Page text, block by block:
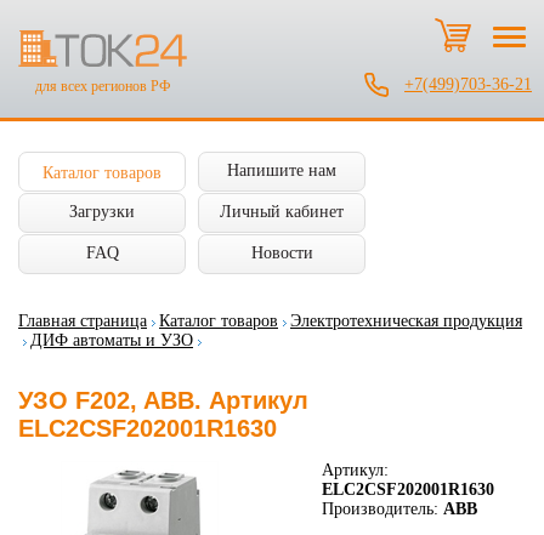
для всех регионов РФ +7(499)703-36-21
Каталог товаров Напишите нам
Загрузки Личный кабинет
FAQ Новости
Главная страница Каталог товаров
Электротехническая продукция
ДИФ автоматы и УЗО
УЗО F202, ABB. Артикул
ELC2CSF202001R1630
Артикул:
ELC2CSF202001R1630
Производитель: ABB